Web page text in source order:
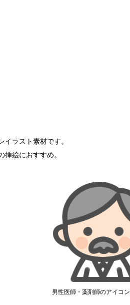
イラスト素材です。
挿絵におすすめ。
男性医師・薬剤師のアイコ